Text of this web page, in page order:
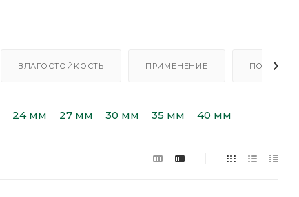
ВЛАГОСТОЙКОСТЬ ПРИМЕНЕНИЕ ПОРОДА
24 мм 27 мм 30 мм 35 мм 40 мм